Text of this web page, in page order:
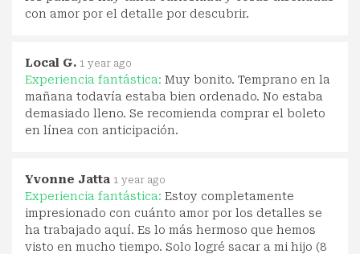
con amor por el detalle por descubrir.
Local G. 1 year ago
Experiencia fantástica: Muy bonito. Temprano en la
mañana todavía estaba bien ordenado. No estaba
demasiado lleno. Se recomienda comprar el boleto
en línea con anticipación.
Yvonne Jatta 1 year ago
Experiencia fantástica: Estoy completamente
impresionado con cuánto amor por los detalles se
ha trabajado aquí. Es lo más hermoso que hemos
visto en mucho tiempo. Solo logré sacar a mi hijo (8